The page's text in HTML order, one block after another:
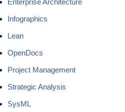
Infographics
Lean
OpenDocs
Project Management
Strategic Analysis
SysML